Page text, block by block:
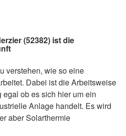
(52382) ist die
verstehen, wie so eine
Dabei ist die Arbeitsweise
ob es sich hier um ein
Anlage handelt. Es wird
aber Solarthermie